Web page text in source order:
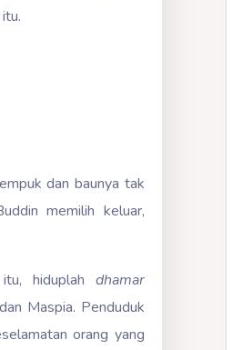
itu.
dan baunya tak
memilih keluar,
hiduplah dhamar
Maspia. Penduduk
orang yang